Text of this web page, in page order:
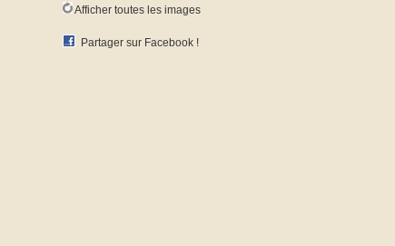
Afficher toutes les images
Partager sur Facebook !